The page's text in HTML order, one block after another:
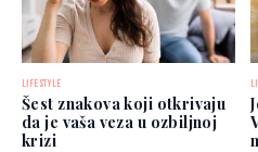
LIFESTYLE
Šest znakova koji otkrivaju
da je vaša veza u ozbiljnoj
krizi